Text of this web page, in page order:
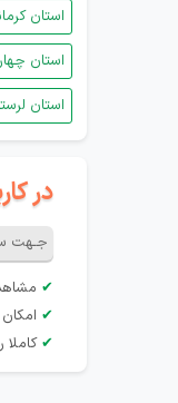
استان
استان
استان
در
جـهت
✔
✔
✔کاملا